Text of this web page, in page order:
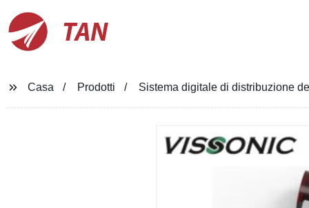
TAN
Casa Prodotti Sistema digitale di distribuzione